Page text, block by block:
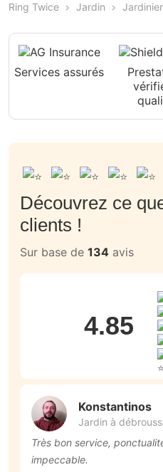
Ring Twice Jardin Jardinier
Services assurés
Découvrez ce
clients !
Sur base de 134 avis
4.85
Konstantinos
Jardin à
Très bon service,
impeccable.